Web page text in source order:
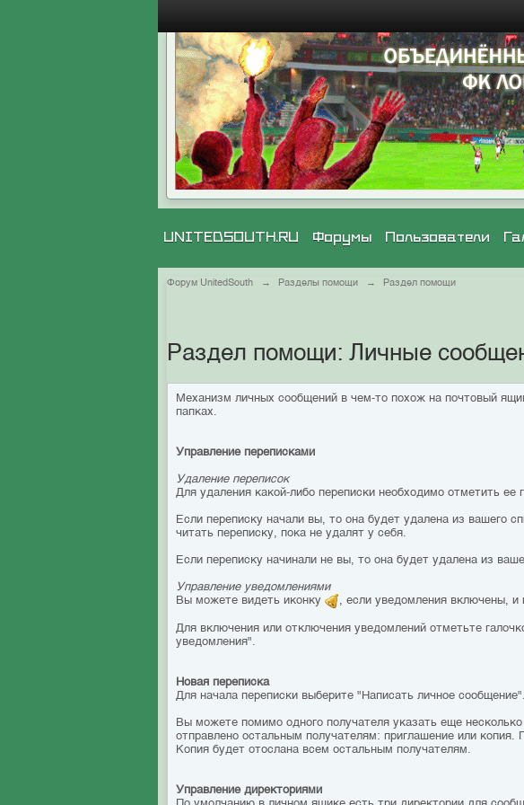
UNITEDSOUTH.RU Форумы Пользователи
Форум UnitedSouth → Разделы помощи → Раздел помощи
Раздел помощи: Личные
Механизм личных сообщений в чем-то похож на почтовый
папках.
Управление переписками
Удаление переписок
Для удаления какой-либо переписки необходимо отметить
Если переписку начали вы, то она будет удалена из вашего
читать переписку, пока не удалят у себя.
Если переписку начинали не вы, то она будет удалена из
Управление уведомлениями
Вы можете видеть иконку
, если уведомления включены, и
Для включения или отключения уведомлений отметьте
уведомления".
Новая переписка
Для начала переписки выберите "Написать личное сообщение".
Вы можете помимо одного получателя указать еще
отправлено остальным получателям: приглашение или
Копия будет отослана всем остальным получателям.
Управление директориями